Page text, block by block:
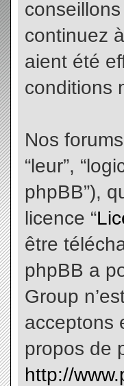
continuez
aient été
conditions
Nos
“leur”,
phpBB”),
licence “
être
phpBB a
Group
acceptons
propos de
http://